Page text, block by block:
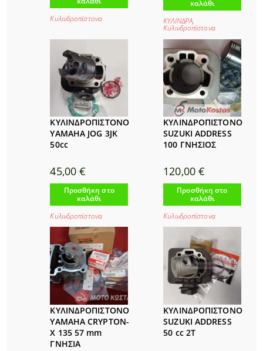
Κυλινδροπίστονα
καλάθι
ΚΥΛΙΝΔΡΑ,
Κυλινδροπίστονα
ΚΥΛΙΝΔΡΟΠΙΣΤΟΝΟ
YAMAHA JOG 3JK
50cc
45,00€
Προσθήκη στο
καλάθι
Κυλινδροπίστονα
ΚΥΛΙΝΔΡΟΠΙΣΤΟΝΟ
SUZUKI ADDRESS
100 ΓΝΗΣΙΟΣ
120,00 €
Προσθήκη στο
καλάθι
Κυλινδροπίστονα
ΚΥΛΙΝΔΡΟΠΙΣΤΟΝΟ
YAMAHA CRYPTON-
X 135 57 mm
ΓΝΗΣΙΑ
ΚΥΛΙΝΔΡΟΠΙΣΤΟΝΟ
SUZUKI ADDRESS
50 cc 2T